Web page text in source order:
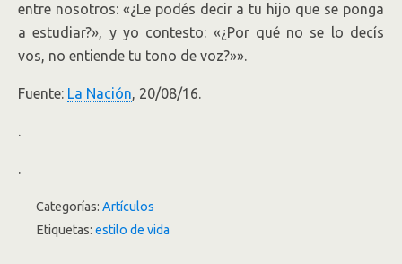
entre nosotros: «¿Le podés decir a tu hijo que se ponga
a estudiar?», y yo contesto: «¿Por qué no se lo decís
vos, no entiende tu tono de voz?»».
Fuente: La Nación, 20/08/16.
.
.
Categorías: Artículos
Etiquetas: estilo de vida